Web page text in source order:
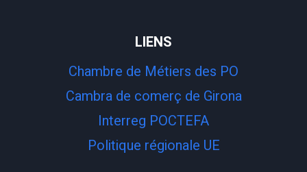
LIENS
Chambre de Métiers des PO
Cambra de comerç de Girona
Interreg POCTEFA
Politique régionale UE